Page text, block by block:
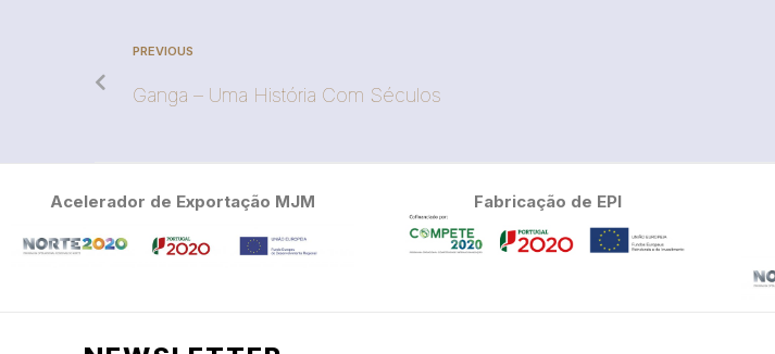
PREVIOUS
Ganga – Uma História Com Séculos
Acelerador de Exportação MJM Fabricação de EPI